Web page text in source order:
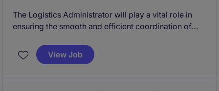
The Logistics Administrator will play a vital role in
ensuring the smooth and efficient coordination of
temporary role is based in Wavre and requires a
detail-oriented professional with a strong
View Job